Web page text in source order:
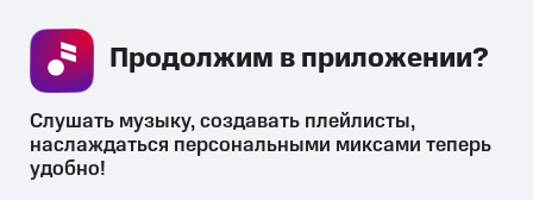
СКАЧАТЬ ПРИЛОЖЕНИЕ
Слушать музыку, создавать плейлисты,
наслаждаться персональными миксами теперь
удобно!